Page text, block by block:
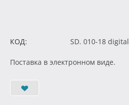
КОД: SD. 010-18 digital
Поставка в электронном виде.